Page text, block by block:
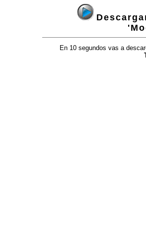
En 10 segundos vas a